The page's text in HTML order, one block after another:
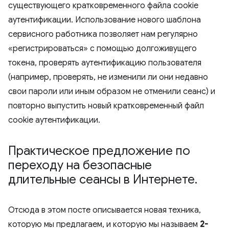
существующего кратковременного файла cookie
аутентификации. Использование нового шаблона
сервисного работника позволяет нам регулярно
«регистрироваться» с помощью долгоживущего
токена, проверять аутентификацию пользователя
(например, проверять, не изменили ли они недавно
свои пароли или иным образом не отменили сеанс) и
повторно выпустить новый кратковременный файл
cookie аутентификации.
Практическое предложение по
переходу на безопасные
длительные сеансы в Интернете.
Отсюда в этом посте описывается новая техника,
которую мы предлагаем, и которую мы называем 2-